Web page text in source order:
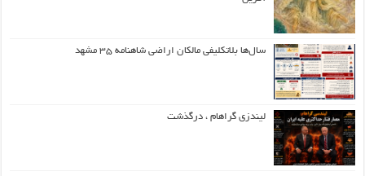
سال‌ها بلاتکلیفی مالکان اراضی شاهنامه ۳۵ مشهد
لیندزی گراهام ، درگذشت